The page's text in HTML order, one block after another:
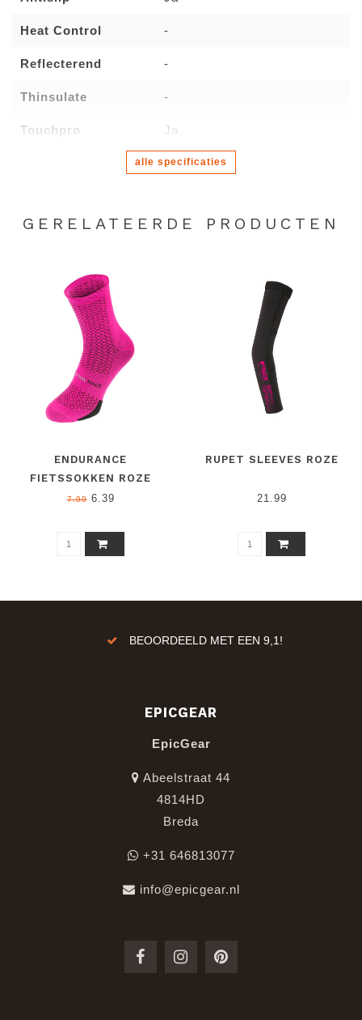
Heat Control -
Reflecterend -
Thinsulate -
Touchpro Ja
alle specificaties
GERELATEERDE PRODUCTEN
ENDURANCE
FIETSSOKKEN ROZE
7.996.39
RUPET SLEEVES ROZE
21.99
BEOORDEELD MET EEN 9,1!
EPICGEAR
EpicGear
Abeelstraat 44
4814HD
Breda
+31 646813077
info@epicgear.nl